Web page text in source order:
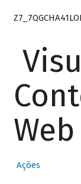
Web
Ações